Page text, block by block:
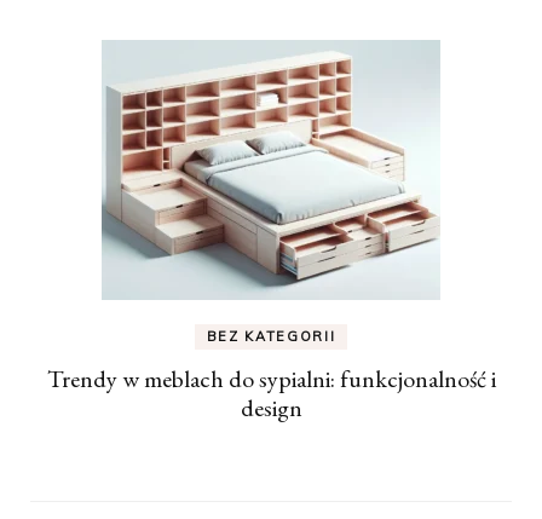
BEZ KATEGORII
Trendy w meblach do sypialni: funkcjonalność i
design